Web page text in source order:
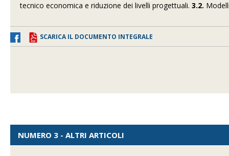
tecnico economica e riduzione dei livelli progettuali.3.2.
SCARICA IL DOCUMENTO INTEGRALE
NUMERO 3 - ALTRI ARTICOLI